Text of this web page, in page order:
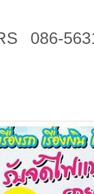
086-